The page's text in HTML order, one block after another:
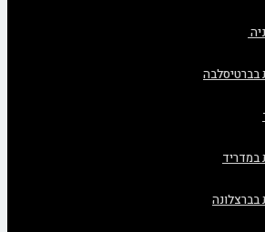
בברטיסלבה
במדריד
בברצלונה